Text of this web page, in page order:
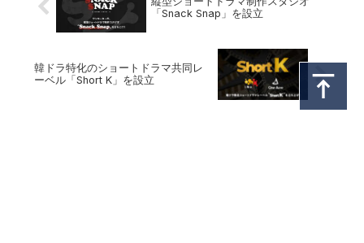
「Snack Snap」を設立
韓ドラ特化のショートドラマ共同レ
ーベル「Short K」を設立